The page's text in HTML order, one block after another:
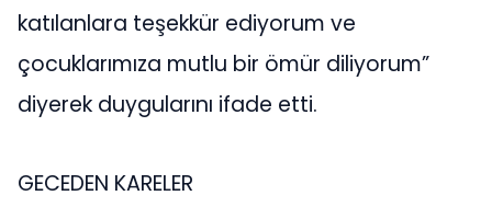
katılanlara teşekkür ediyorum ve
çocuklarımıza mutlu bir ömür diliyorum”
diyerek duygularını ifade etti.
GECEDEN KARELER